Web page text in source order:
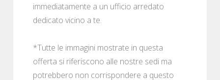
immediatamente a un ufficio arredato
dedicato vicino a te.
*Tutte le immagini mostrate in questa
offerta si riferiscono alle nostre sedi ma
potrebbero non corrispondere a questo